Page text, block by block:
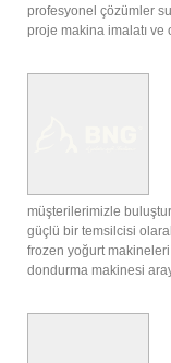
profesyonel çözümler
proje makina imalatı
müşterilerimizle
güçlü bir temsilcisi
frozen yoğurt
dondurma makinesi